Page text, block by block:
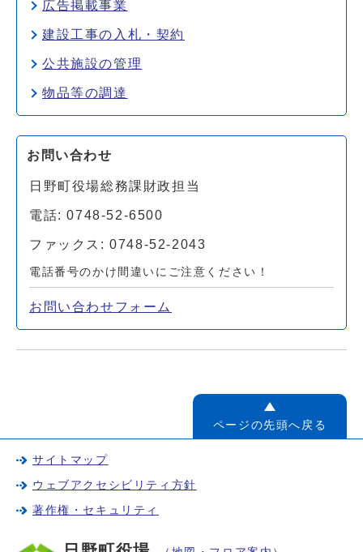
広告掲載事業
建設工事の入札・契約
公共施設の管理
物品等の調達
お問い合わせ
日野町役場総務課財政担当
電話: 0748-52-6500
ファックス: 0748-52-2043
電話番号のかけ間違いにご注意ください！
お問い合わせフォーム
ページの先頭へ戻る
サイトマップ
ウェブアクセシビリティ方針
著作権・セキュリティ